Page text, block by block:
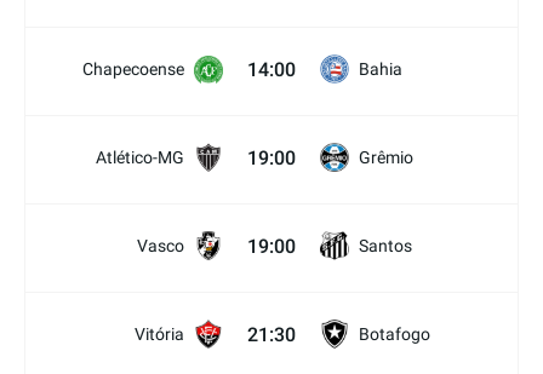
Chapecoense 14:00 Bahia
Atlético-MG 19:00 Grêmio
Vasco 19:00 Santos
Vitória 21:30 Botafogo